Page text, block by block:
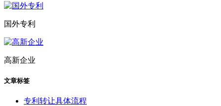
国外专利
高新企业
文章标签
专利转让具体流程